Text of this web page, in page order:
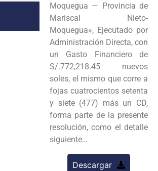
Moquegua — Provincia de
Mariscal Nieto-
Moquegua», Ejecutado por
Administración Directa, con
un Gasto Financiero de
S/.772,218.45 nuevos
soles, el mismo que corre a
fojas cuatrocientos setenta
y siete (477) más un CD,
forma parte de la presente
resolución, como el detalle
siguiente…
Descargar